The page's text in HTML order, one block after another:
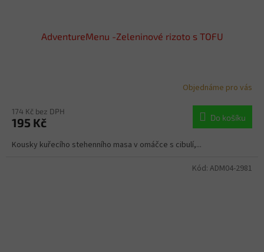
AdventureMenu -Zeleninové rizoto s TOFU
Objednáme pro vás
174 Kč bez DPH
195 Kč Do košíku
Kousky kuřecího stehenního masa v omáčce s cibulí,...
Kód: ADM04-2981